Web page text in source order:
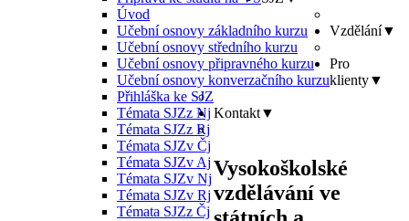
Úvod
Učební osnovy základního kurzu
Učební osnovy středního kurzu
Učební osnovy připravného kurzu
Učební osnovy konverzačního kurzu
Přihláška ke SJZ
Témata SJZz Nj
Témata SJZz Rj
Témata SJZv Čj
Témata SJZv Aj
Témata SJZv Nj
Témata SJZv Rj
Témata SJZz Čj
Vzdělání▼
Pro
klienty▼
Kontakt▼
Vysokoškolské
vzdělávání ve